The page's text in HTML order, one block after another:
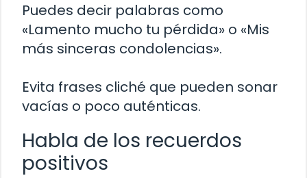
Puedes decir palabras como
«Lamento mucho tu pérdida» o «Mis
más sinceras condolencias».
Evita frases cliché que pueden sonar
vacías o poco auténticas.
Habla de los recuerdos
positivos